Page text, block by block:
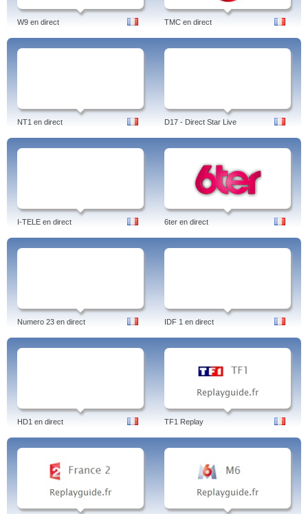
W9 en direct TMC en direct
NT1 en direct D17 - Direct Star Live
I-TELE en direct 6ter en direct
Numero 23 en direct IDF 1 en direct
HD1 en direct TF1 Replay